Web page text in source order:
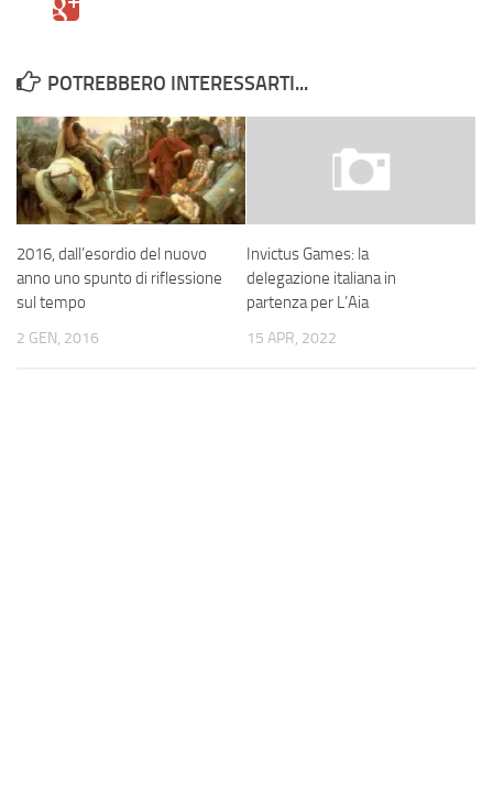
POTREBBERO INTERESSARTI...
2016, dall’esordio del nuovo
anno uno spunto di riflessione
sul tempo
2 GEN, 2016
Invictus Games: la
delegazione italiana in
partenza per L’Aia
15 APR, 2022